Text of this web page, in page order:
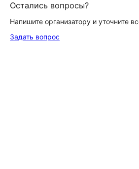
Остались вопросы?
Напишите организатору и уточните
Задать вопрос